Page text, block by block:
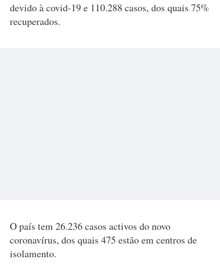
devido à covid-19 e 110.288 casos, dos quais 75%
recuperados.
O país tem 26.236 casos activos do novo
coronavírus, dos quais 475 estão em centros de
isolamento.